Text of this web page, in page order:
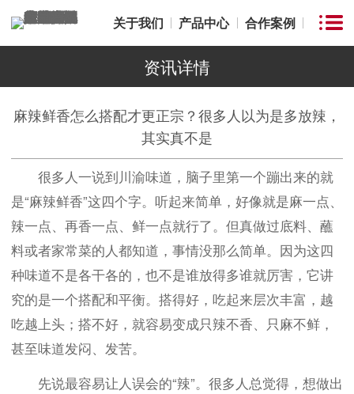
关于我们 产品中心 合作案例
资讯详情
麻辣鲜香怎么搭配才更正宗？很多人以为是多放辣，
其实真不是
很多人一说到川渝味道，脑子里第一个蹦出来的就
是“麻辣鲜香”这四个字。听起来简单，好像就是麻一点、
辣一点、再香一点、鲜一点就行了。但真做过底料、蘸
料或者家常菜的人都知道，事情没那么简单。因为这四
种味道不是各干各的，也不是谁放得多谁就厉害，它讲
究的是一个搭配和平衡。搭得好，吃起来层次丰富，越
吃越上头；搭不好，就容易变成只辣不香、只麻不鲜，
甚至味道发闷、发苦。
先说最容易让人误会的“辣”。很多人总觉得，想做出